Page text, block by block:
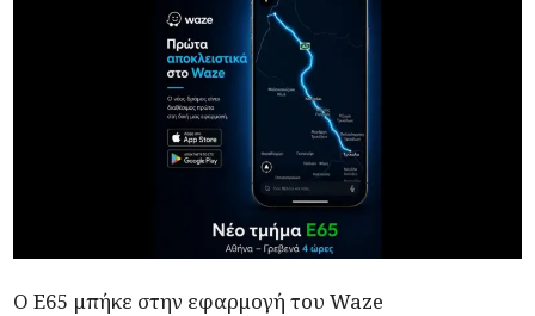
Ο Ε65 μπήκε στην εφαρμογή του Waze